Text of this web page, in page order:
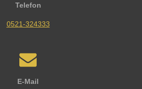
Telefon
0521-324333
E-Mail